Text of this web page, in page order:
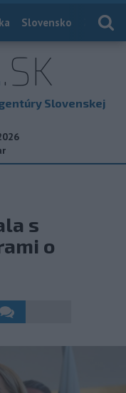
Slovensko
.SK
Slovenskej
s
o